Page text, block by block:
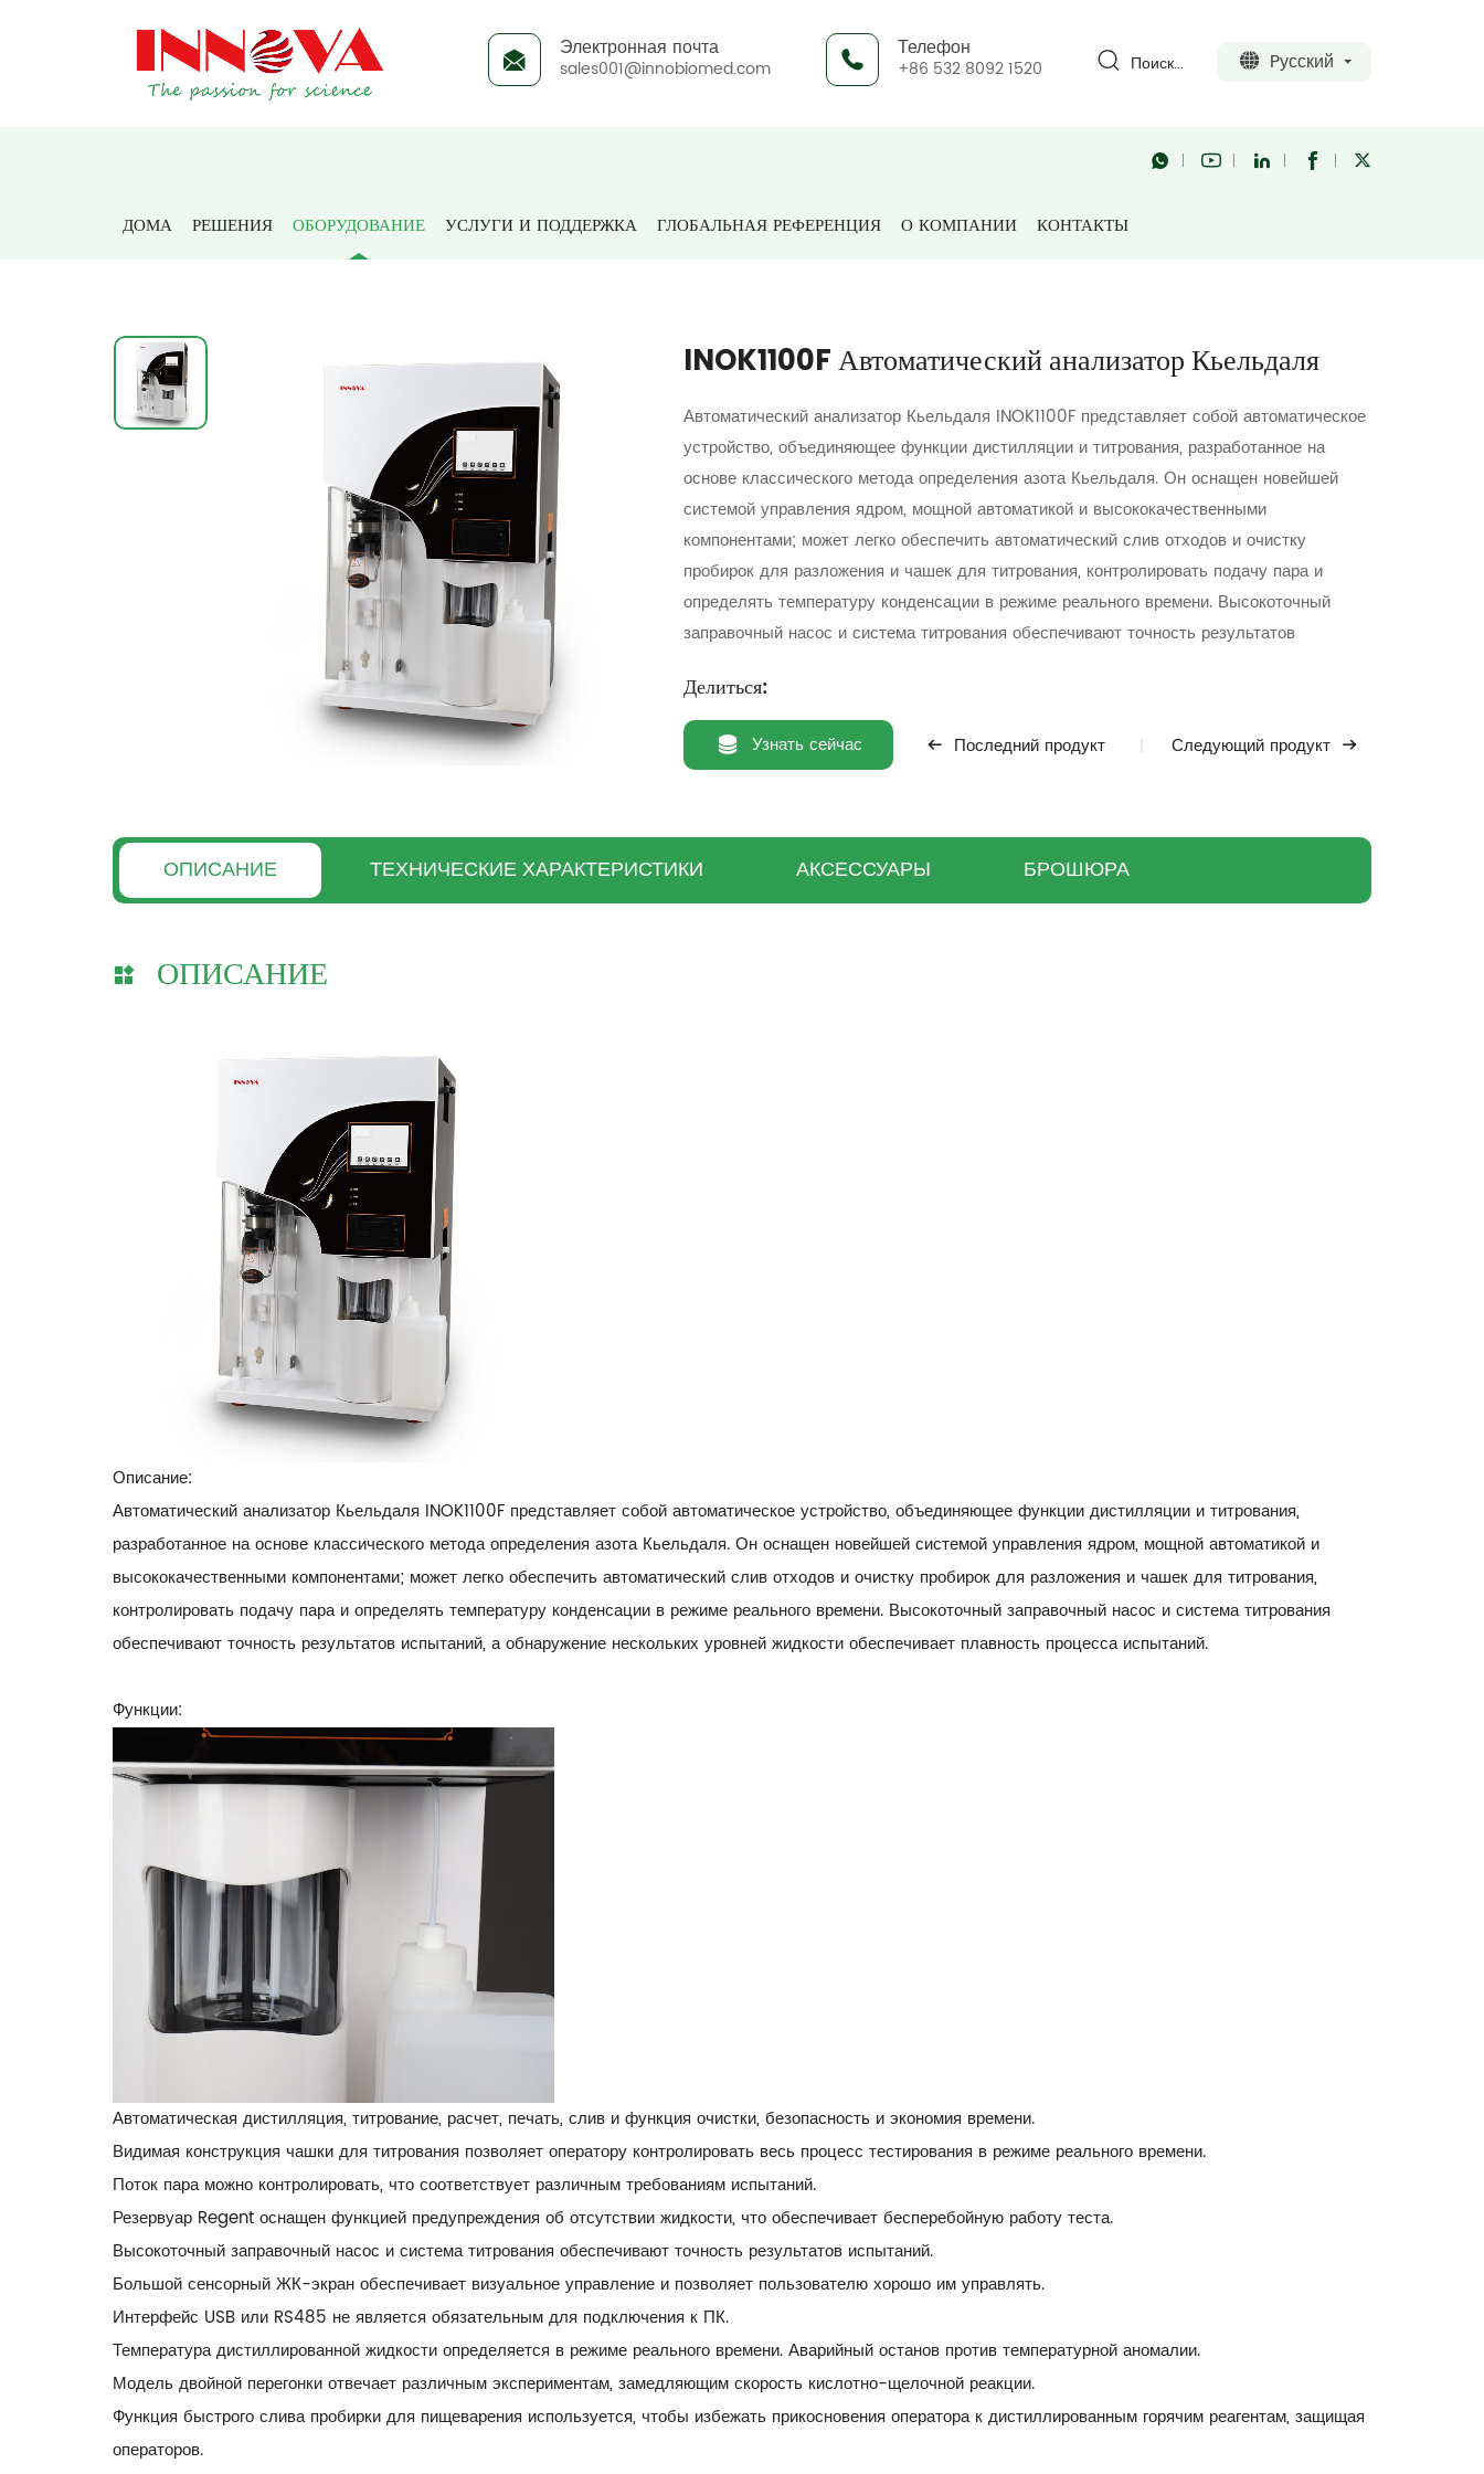
Pусский
Поиск...
Электронная почта
sales001@innobiomed.com
Телефон
+86 532 8092 1520
ДОМА РЕШЕНИЯ ОБОРУДОВАНИЕ УСЛУГИ И ПОДДЕРЖКА ГЛОБАЛЬНАЯ РЕФЕРЕНЦИЯ О КОМПАНИИ КОНТАКТЫ
Дом Продукты Наука о жизни Измерение и анализ INOK1100F Автоматический анализатор Кьельдаля
INOK1100F Автоматический анализатор Кьельдаля
Автоматический анализатор Кьельдаля INOK1100F представляет собой автоматическое
устройство, объединяющее функции дистилляции и титрования, разработанное на
основе классического метода определения азота Кьельдаля. Он оснащен новейшей
системой управления ядром, мощной автоматикой и высококачественными
компонентами; может легко обеспечить автоматический слив отходов и очистку
пробирок для разложения и чашек для титрования, контролировать подачу пара и
определять температуру конденсации в режиме реального времени. Высокоточный
заправочный насос и система титрования обеспечивают точность результатов
процесса испытаний.
Делиться:
Узнать сейчас Последний продукт Следующий продукт
ОПИСАНИЕ ТЕХНИЧЕСКИЕ ХАРАКТЕРИСТИКИ АКСЕССУАРЫ БРОШЮРА
ОПИСАНИЕ
Описание:
Автоматический анализатор Кьельдаля INOK1100F представляет собой автоматическое устройство, объединяющее функции дистилляции и титрования,
разработанное на основе классического метода определения азота Кьельдаля. Он оснащен новейшей системой управления ядром, мощной автоматикой и
высококачественными компонентами; может легко обеспечить автоматический слив отходов и очистку пробирок для разложения и чашек для титрования,
контролировать подачу пара и определять температуру конденсации в режиме реального времени. Высокоточный заправочный насос и система титрования
обеспечивают точность результатов испытаний, а обнаружение нескольких уровней жидкости обеспечивает плавность процесса испытаний.
Функции:
Автоматическая дистилляция, титрование, расчет, печать, слив и функция очистки, безопасность и экономия времени.
Видимая конструкция чашки для титрования позволяет оператору контролировать весь процесс тестирования в режиме реального времени.
Поток пара можно контролировать, что соответствует различным требованиям испытаний.
Резервуар Regent оснащен функцией предупреждения об отсутствии жидкости, что обеспечивает бесперебойную работу теста.
Высокоточный заправочный насос и система титрования обеспечивают точность результатов испытаний.
Большой сенсорный ЖК-экран обеспечивает визуальное управление и позволяет пользователю хорошо им управлять.
Интерфейс USB или RS485 не является обязательным для подключения к ПК.
Температура дистиллированной жидкости определяется в режиме реального времени. Аварийный останов против температурной аномалии.
Модель двойной перегонки отвечает различным экспериментам, замедляющим скорость кислотно-щелочной реакции.
Функция быстрого слива пробирки для пищеварения используется, чтобы избежать прикосновения оператора к дистиллированным горячим реагентам, защищая
операторов.